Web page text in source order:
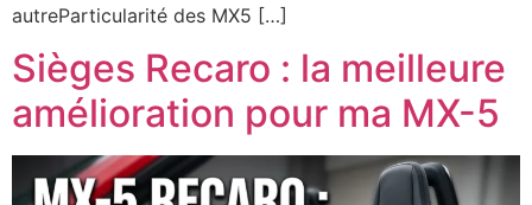
autreParticularité des MX5 […]
Sièges Recaro : la meilleure
amélioration pour ma MX-5